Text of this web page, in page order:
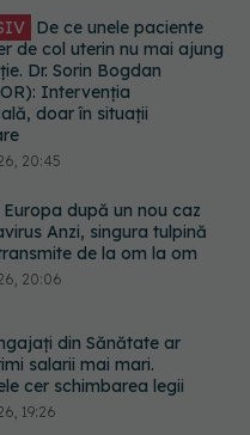
20:45
după un nou caz
Anzi, singura tulpină
de la om la om
20:06
din Sănătate ar
salarii mai mari.
cer schimbarea legii
19:26
Cancerele ginecologice
tratate fără operație. Dr.
(SANADOR): Chirurgia
doar punctual, pentru
de paciente